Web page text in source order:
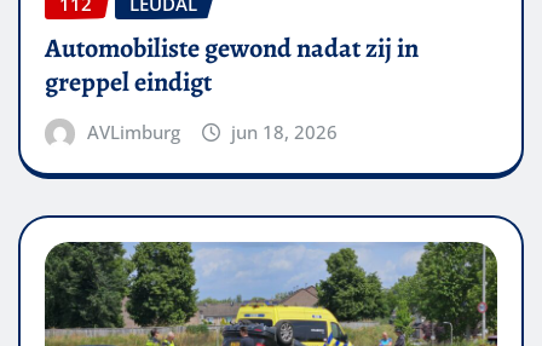
Automobiliste gewond nadat zij in
greppel eindigt
AVLimburg jun 18, 2026